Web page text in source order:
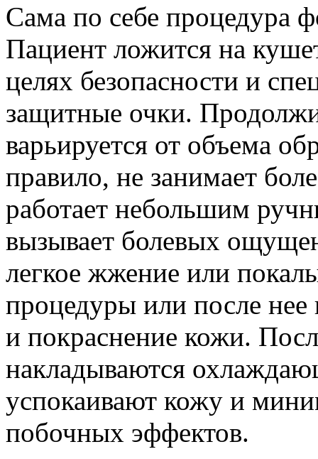
Сама по себе процедура
Пациент ложится на
целях безопасности и
защитные очки.
варьируется от объема
правило, не занимает
работает небольшим
вызывает болевых
легкое жжение или
процедуры или после нее
и покраснение кожи.
накладываются
успокаивают кожу и
побочных эффектов.